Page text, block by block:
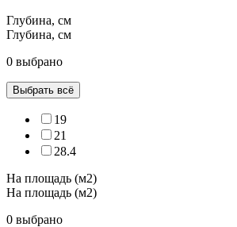
Глубина, см
Глубина, см
0 выбрано
Выбрать всё
19
21
28.4
На площадь (м2)
На площадь (м2)
0 выбрано